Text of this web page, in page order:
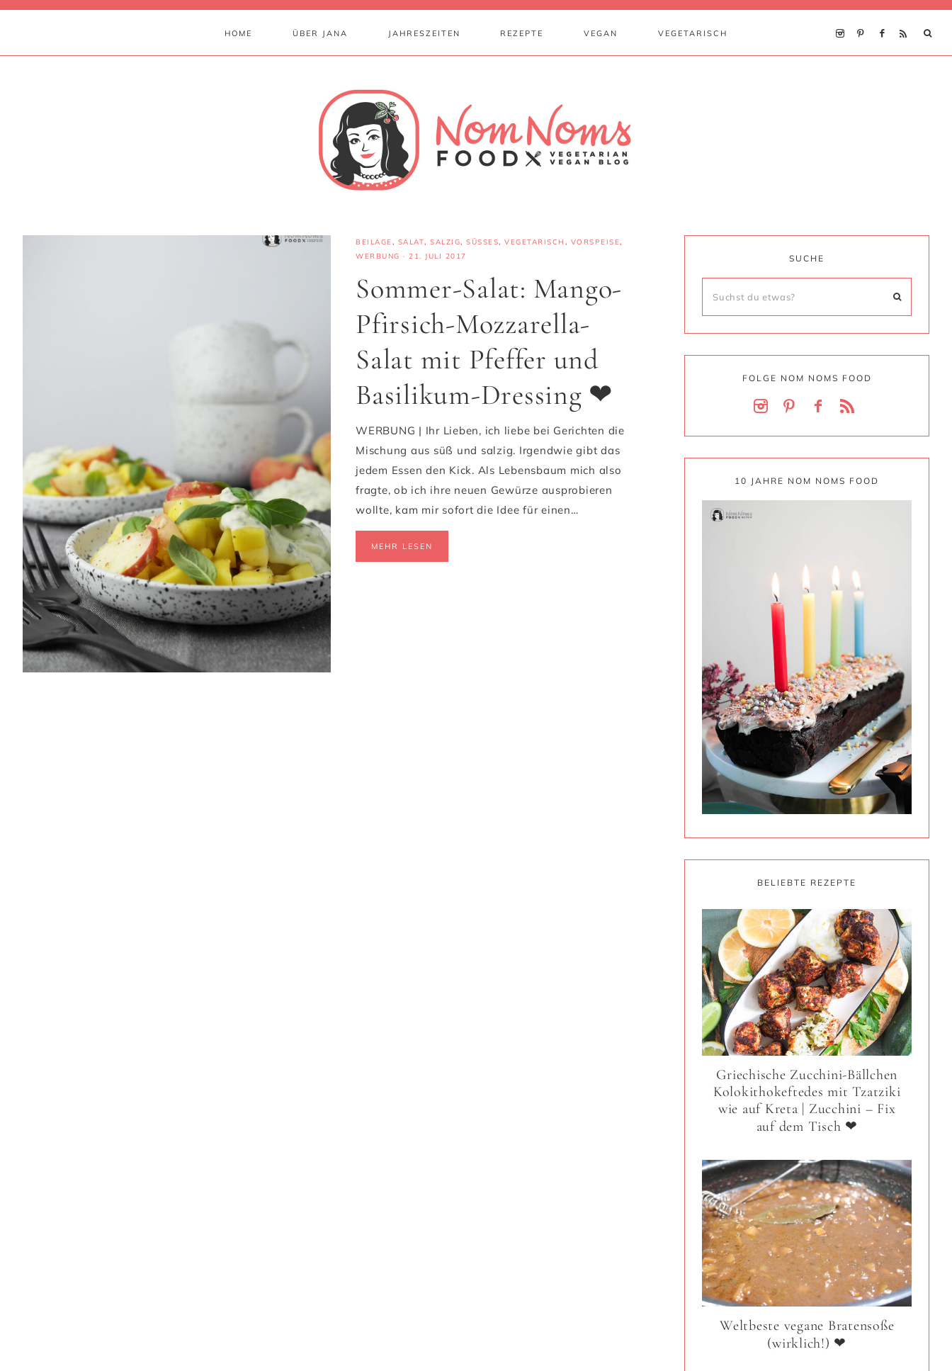
HOME ÜBER JANA JAHRESZEITEN REZEPTE VEGAN VEGETARISCH
BEILAGE, SALAT, SALZIG, SÜSSES , VEGETARISCH , VORSPEISE,
WERBUNG · 21. JULI 2017
Sommer-Salat: Mango-
Pfirsich-Mozzarella-
Salat mit Pfeffer und
Basilikum-Dressing ❤
WERBUNG | Ihr Lieben, ich liebe bei Gerichten die
Mischung aus süß und salzig. Irgendwie gibt das
jedem Essen den Kick. Als Lebensbaum mich also
fragte, ob ich ihre neuen Gewürze ausprobieren
wollte, kam mir sofort die Idee für einen…
MEHR LESEN
SUCHE
FOLGE NOM NOMS FOOD
10 JAHRE NOM NOMS FOOD
BELIEBTE REZEPTE
Griechische Zucchini-Bällchen
Kolokithokeftedes mit Tzatziki
wie auf Kreta | Zucchini – Fix
auf dem Tisch ❤
Weltbeste vegane Bratensoße
(wirklich!) ❤